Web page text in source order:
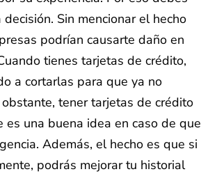
Sin mencionar el hecho
podrían causarte daño en
tienes tarjetas de crédito,
a cortarlas para que ya no
tener tarjetas de crédito
una buena idea en caso de que
Además, el hecho es que si
podrás mejorar tu historial